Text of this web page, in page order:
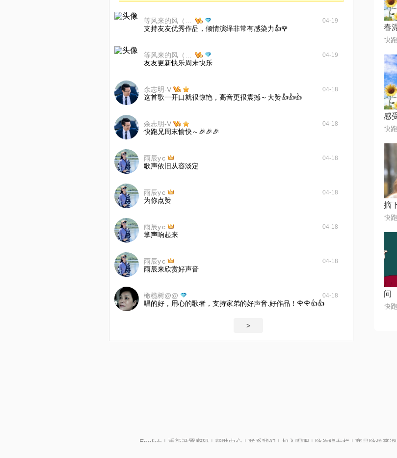
04-19
支持友友优秀作品，倾情演绎非常有感染力👍🌹
04-19
友友更新快乐周末快乐
余志明-V 04-18
这首歌一开口就很惊艳，高音更很震撼～大赞👍👍👍
余志明-V 04-18
快跑兄周末愉快～🎉🎉🎉
雨辰y c 04-18
歌声依旧从容淡定
雨辰y c 04-18
为你点赞
雨辰y c 04-18
掌声响起来
雨辰y c 04-18
雨辰来欣赏好声音
橄榄树@@ 04-18
唱的好，用心的歌者，支持家弟的好声音.好作品！🌹🌹👍👍
>
春
快
感
快
快
问
快
English | 重新设置密码| 帮助中心 | 联系我们 | 加入唱吧 | 防诈骗专栏 | 商品防伪查询